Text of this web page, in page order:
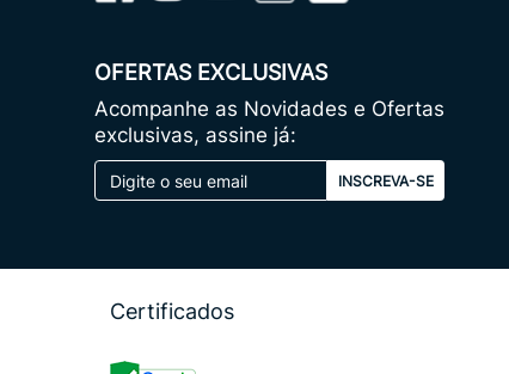
OFERTAS EXCLUSIVAS
Acompanhe as Novidades e Ofertas
exclusivas, assine já:
INSCREVA-SE
Certificados